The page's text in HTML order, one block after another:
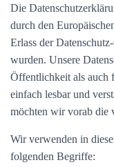
Die
durch den
Erlass der
wurden. Unsere
Öffentlichkeit als auch
einfach lesbar und
möchten wir vorab die
Wir verwenden in
folgenden Begriffe: